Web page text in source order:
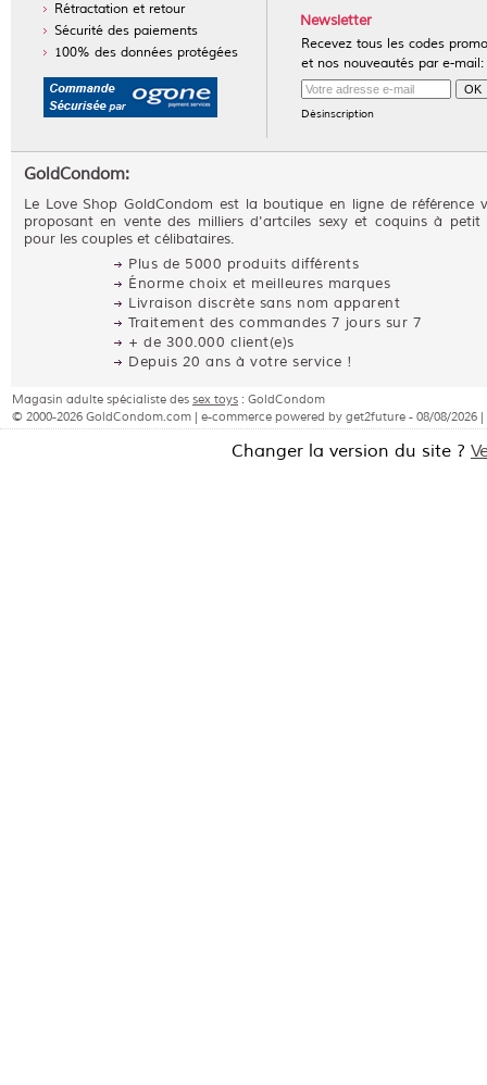
Rétractation et retour
Sécurité des paiements
100% des données protégées
Newsletter
Recevez tous les codes
et nos nouveautés par e-mail:
Désinscription
GoldCondom:
Le Love Shop GoldCondom est la boutique en ligne de référence
proposant en vente des milliers d'artciles sexy et coquins à petit
pour les couples et célibataires.
Plus de 5000 produits différents
Énorme choix et meilleures marques
Livraison discrète sans nom apparent
Traitement des commandes 7 jours sur 7
+ de 300.000 client(e)s
Depuis 20 ans à votre service !
Magasin adulte spécialiste des sex toys : GoldCondom
© 2000-2026 GoldCondom.com | e-commerce powered by get2future - 08/08/2026 |
Changer la version du site ?